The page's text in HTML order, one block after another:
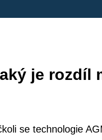
je rozdíl
se technologie